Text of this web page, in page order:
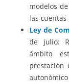
modelos
las
Ley de
de julio:
ámbito
prestación